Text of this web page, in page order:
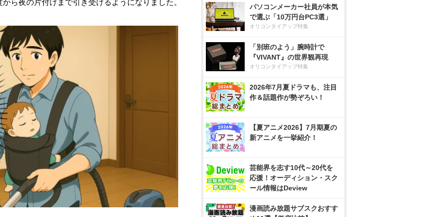
ら夜の片付けまで引き受けるようになりました。
パソコンメーカー社員が本気
で選ぶ「10万円台PC3選」
オリコンタイアップ特集
「別班のよう」腕時計で
『VIVANT』の世界観再現
オリコンタイアップ特集
2026年7月夏ドラマも、注目
作＆話題作が勢ぞろい！
【夏アニメ2026】7月期夏の
新アニメを一挙紹介！
芸能界を志す10代～20代を
応援！オーディション・スク
ール情報はDeview
漫画読み放題サブスクおすす